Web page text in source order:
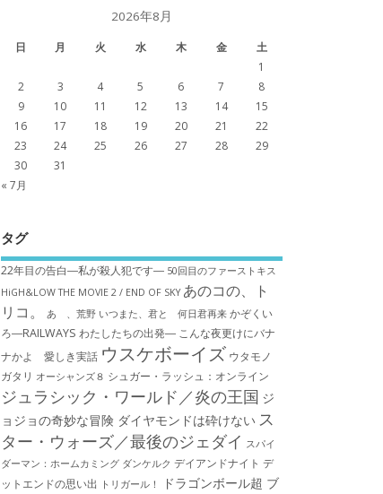
2026年8月
日 月 火 水 木 金
土
1
2
3 4 5 6 7
8
9
10 11 12 13 14
15
16
17 18 19 20 21
22
23
24 25 26 27 28
29
30
31
« 7月
タグ
22年目の告白―私が殺人犯です― 50回目のファーストキス
HiGH&LOW THE MOVIE 2 / END OF SKY あのコの、ト
リコ。
あゝ、荒野 いつまた、君と 何日君再来 かぞくい
ろ―RAILWAYS わたしたちの出発― こんな夜更けにバナ
ナかよ 愛しき実話 ウスケボーイズ ウタモノ
ガタリ オーシャンズ８ シュガー・ラッシュ：オ​ンライン
ジュラシック・ワールド／炎の王国 ジ
ョジョの奇妙な冒険 ダイヤモンドは砕けない ス
ター・ウォーズ／最後のジェダイ スパイ
ダーマン：ホームカミング ダンケルク デイアンドナイト デ
ットエンドの思い出
トリガール！ ドラゴンボール超 ブ